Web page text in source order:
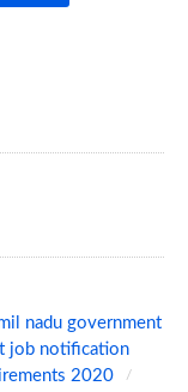
nadu government
job notification
2020